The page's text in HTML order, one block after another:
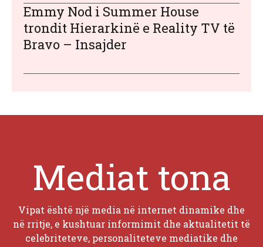
Emmy Nod i Summer House
trondit Hierarkinë e Reality TV të
Bravo – Insajder
Mediat tona
Vipat është një media në internet dinamike dhe
në rritje, e kushtuar informimit dhe aktualitetit të
celebriteteve, personaliteteve mediatike dhe